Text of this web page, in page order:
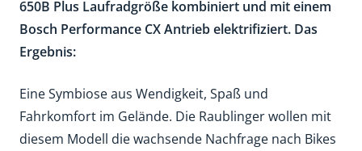
650B Plus Laufradgröße kombiniert und mit einem
Bosch Performance CX Antrieb elektrifiziert. Das
Ergebnis:
Eine Symbiose aus Wendigkeit, Spaß und
Fahrkomfort im Gelände. Die Raublinger wollen mit
diesem Modell die wachsende Nachfrage nach Bikes